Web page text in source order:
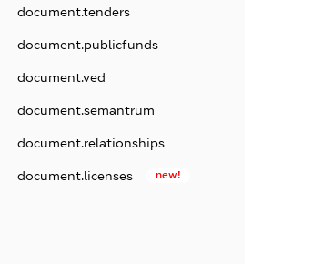
document.tenders
document.publicfunds
document.ved
document.semantrum
document.relationships
document.licenses new!